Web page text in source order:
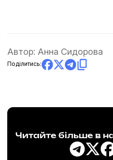
Автор: Анна Сидорова
Поділитись:
Читайте більше в